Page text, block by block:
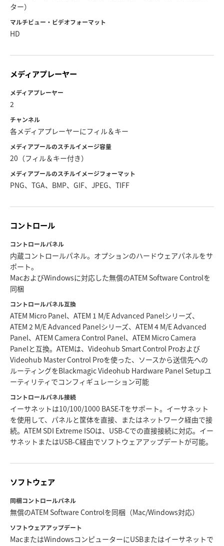
ター）
マルチビュー・ビデオフォーマット
HD
メディアプレーヤー
メディアプレーヤー
2
チャンネル
各メディアプレーヤーにフィル＆キー
メディアプールのスチルイメージ容量
20（フィル＆キー付き）
メディアプールのスチルイメージフォーマット
PNG、TGA、BMP、GIF、JPEG、TIFF
コントロール
コントロールパネル
内蔵コントロールパネル。オプションのハードウェアパネルをサ
ポート。
MacおよびWindowsに対応した無償のATEM Software Controlを
同梱
コントロールパネル互換
ATEM Micro Panel、ATEM 1 M/E Advanced Panelシリーズ、
ATEM 2 M/E Advanced Panelシリーズ、ATEM 4 M/E Advanced
Panel、ATEM Camera Control Panel、ATEM Micro Camera
Panelと互換。ATEMは、Videohub Smart Control Proおよび
Videohub Master Control Proを使った、ソースから送信先への
ルーティングをBlackmagic Videohub Hardware Panel Setupユ
ーティリティでコンフィギュレーション可能
コントロールパネル接続
イーサネットは10/100/1000 BASE-Tをサポート。イーサネット
を使用して、パネルと筐体を直接、またはネットワーク経由で接
続。ATEM SDI Extreme ISOは、USB-Cでの直接接続に対応。イー
サネットまたはUSB-C経由でソフトウェアアップデートが可能。
ソフトウェア
同梱コントロールパネル
無償のATEM Software Controlを同梱（Mac/Windows対応）
ソフトウェアアップデート
MacまたはWindowsコンピューターにUSBまたはイーサネットで